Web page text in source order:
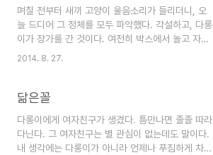
하면서 말이다.야옹~하다 그래도 안나오면 문을 박
박 긁는다.잠시 나가야하니 현관 문을 좀 열어달라
는 뜻이다.이 집의 안전을 책임지는 녀석이니 그 정
도는 봐줘야겠지?
며칠 전부터 새끼 고양이 울음소리가 들리더니, 오
늘 드디어 그 정체를 모두 파악했다. 각설하고, 다롱
이가 장가를 간 것이다. 여전히 박스에서 놀고 자는
이 철부지 녀석이 장가를 갔다니. 허허 바로 이 장
쁜 다롱이 색시까지. 니가 책임져! 하는 표정이 다롱
는데, 책임은 눌산이 져야 하나?? 그나저나 저 녀석
들과 좀 친해져야 거두든 말든 할텐데....
2014. 8. 27.
닮은꼴
다롱이에게 여자친구가 생겼다. 틈만나면 졸졸 따라
다닌다. 그 여자친구는 별 관심이 없는데도 말이다.
내 생각에는 다롱이가 아니라 언제나 푸짐하게 차려